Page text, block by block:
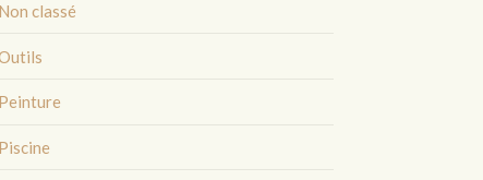
Non classé
Peinture
Piscine